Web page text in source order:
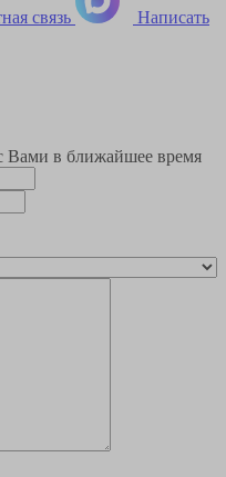
связь Написать
Вами в ближайшее время